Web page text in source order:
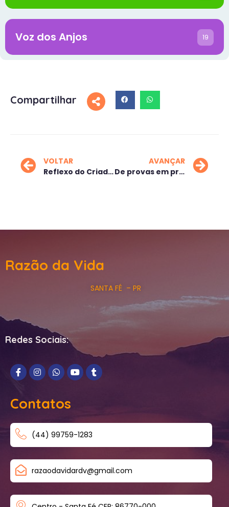
Voz dos Anjos 19
Compartilhar
VOLTAR
Reflexo do Criador
AVANÇAR
De provas em provas
Razão da Vida
SANTA FÉ – PR
Redes Sociais:
Contatos
(44) 99759-1283
razaodavidardv@gmail.com